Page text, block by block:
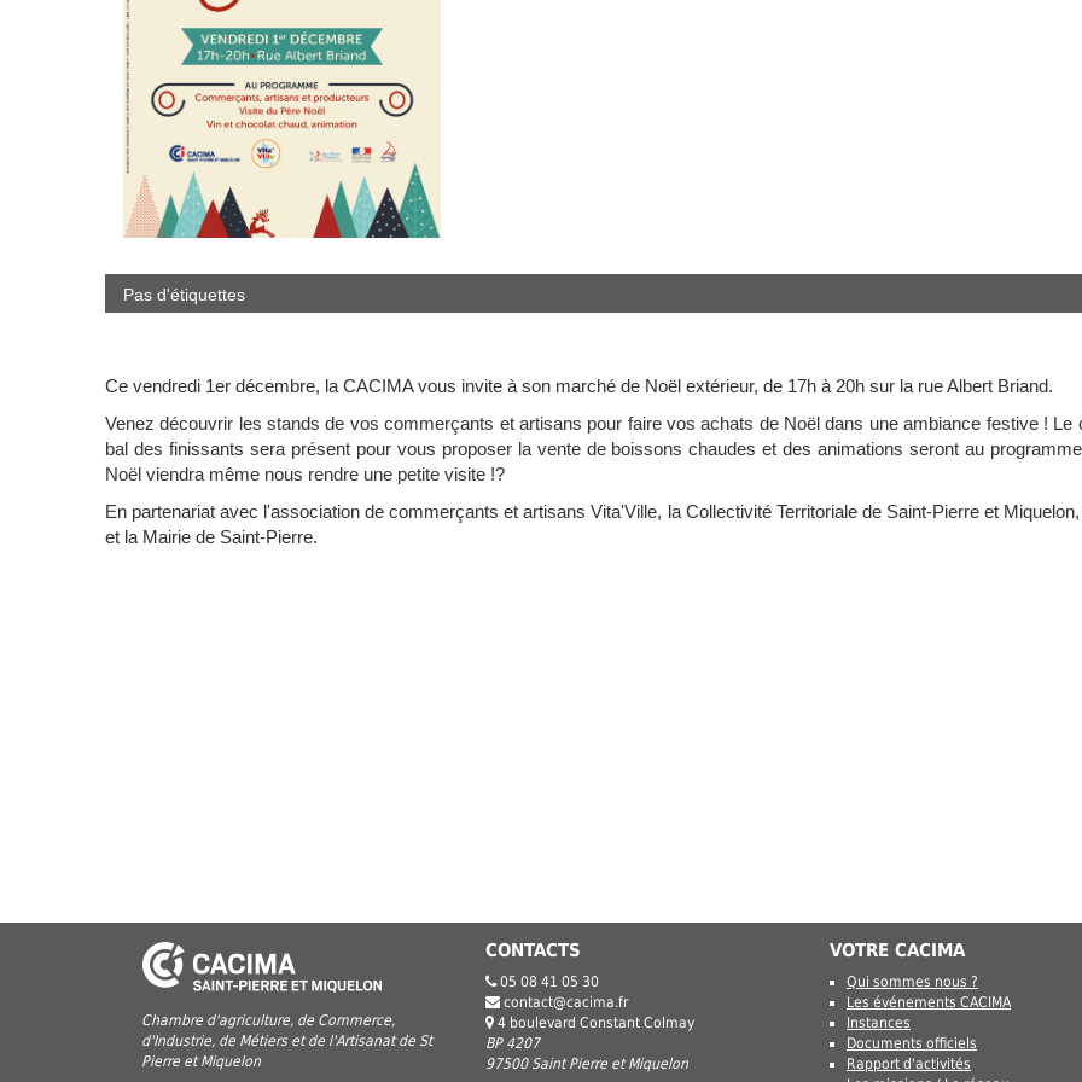
Pas d'étiquettes
Ce vendredi 1er décembre, la CACIMA vous invite à son marché de Noël extérieur, de 17h à 20h sur la rue Albert Briand.
Venez découvrir les stands de vos commerçants et artisans pour faire vos achats de Noël dans une ambiance festive ! Le
bal des finissants sera présent pour vous proposer la vente de boissons chaudes et des animations seront au
Noël viendra même nous rendre une petite visite !?
En partenariat avec l'association de commerçants et artisans Vita'Ville, la Collectivité Territoriale de Saint-Pierre et
et la Mairie de Saint-Pierre.
Chambre d'agriculture, de Commerce,
d'Industrie, de Métiers et de l'Artisanat de St
Pierre et Miquelon
CONTACTS
05 08 41 05 30
contact@cacima.fr
4 boulevard Constant Colmay
BP 4207
97500 Saint Pierre et Miquelon
VOTRE CACIMA
Qui sommes nous ?
Les événements CACIMA
Instances
Documents officiels
Rapport d'activités